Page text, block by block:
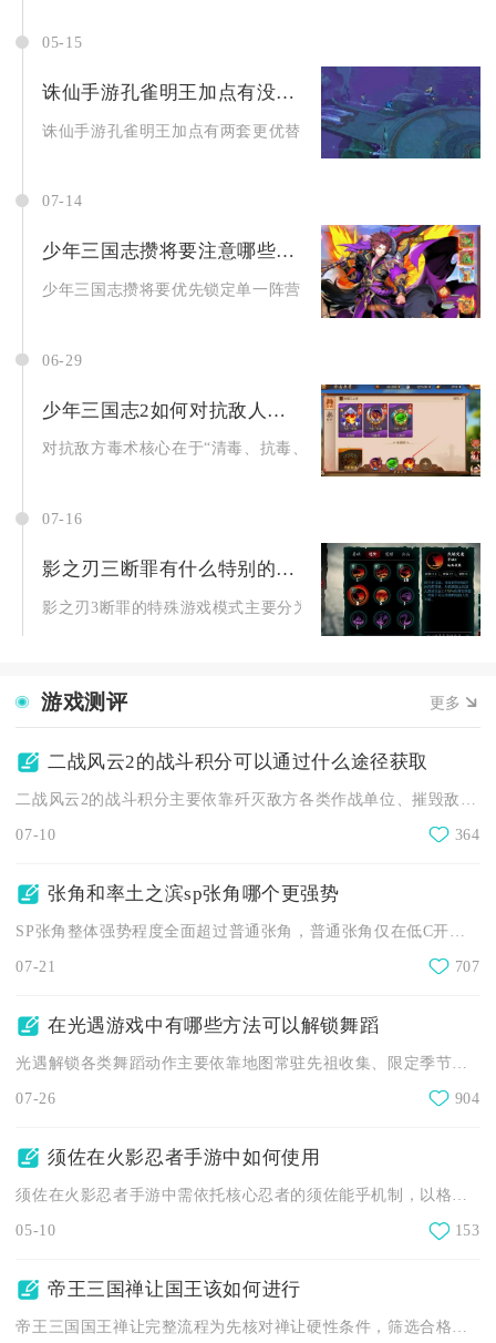
05-15
诛仙手游孔雀明王加点有没有更好的替代方案
诛仙手游孔雀明王加点有两套更优替代方案，分别是极限输出
07-14
少年三国志攒将要注意哪些技巧
少年三国志攒将要优先锁定单一阵营核心武将，合理分配元宝
06-29
少年三国志2如何对抗敌人施放的毒术
对抗敌方毒术核心在于“清毒、抗毒、续航、反制”四维联动，
07-16
影之刃三断罪有什么特别的游戏模式
影之刃3断罪的特殊游戏模式主要分为普通断罪和深层断罪两大
游戏测评 更多
二战风云2的战斗积分可以通过什么途径获取
07-10 364
张角和率土之滨sp张角哪个更强势
07-21 707
在光遇游戏中有哪些方法可以解锁舞蹈
07-26 904
须佐在火影忍者手游中如何使用
05-10 153
帝王三国禅让国王该如何进行